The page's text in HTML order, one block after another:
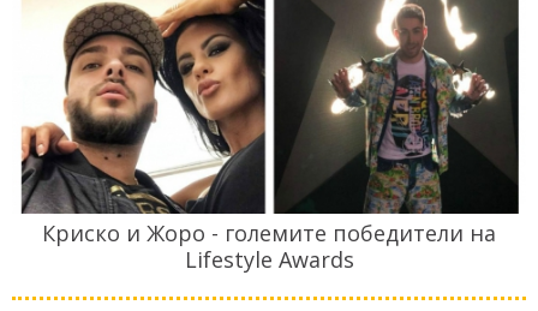
Криско и Жоро - големите победители на
Lifestyle Awards